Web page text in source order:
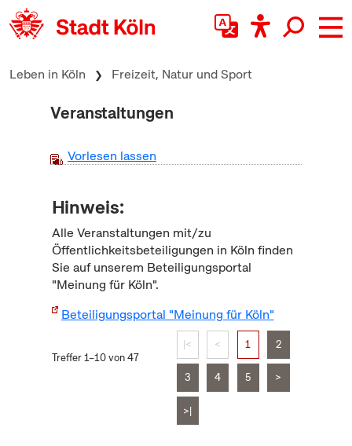
zum Inhalt springen
Leben in Köln Freizeit, Natur und Sport
Veranstaltungen
Vorlesen lassen
Hinweis:
Alle Veranstaltungen mit/zu
Öffentlichkeitsbeteiligungen in Köln finden
Sie auf unserem Beteiligungsportal
"Meinung für Köln".
Beteiligungsportal "Meinung für Köln"
Treffer 1–10 von 47
|< < 1 2
3 4 5 >
>|